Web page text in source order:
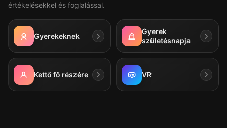
értékelésekkel és foglalással.
Gyerekeknek
Gyerek
születésnapja
Kettő fő részére VR